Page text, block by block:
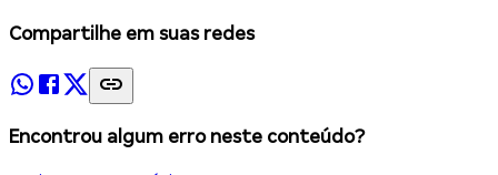
Compartilhe em suas redes
Encontrou algum erro neste conteúdo?